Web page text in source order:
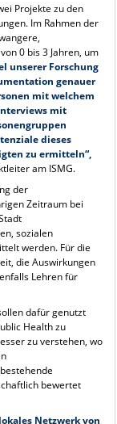
Projekte zu den
Im Rahmen der
0 bis 3 Jahren, um
unserer Forschung
genauer
mit welchem
mit
dieses
zu ermitteln“,
am ISMG.
der
Zeitraum bei
sozialen
werden. Für die
die Auswirkungen
Lehren für
dafür genutzt
Health zu
zu verstehen, wo
bewertet
Netzwerk von